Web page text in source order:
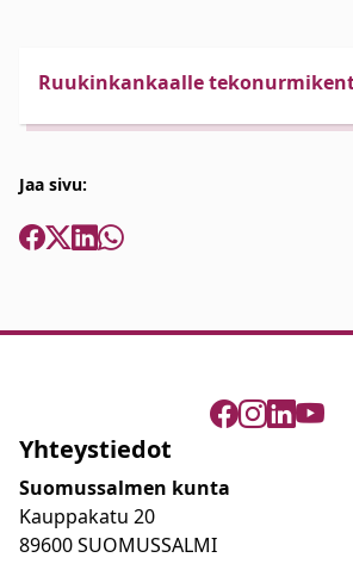
Ruukinkankaalle
Jaa sivu:
Yhteystiedot
Suomussalmen kunta
Kauppakatu 20
89600 SUOMUSSALMI